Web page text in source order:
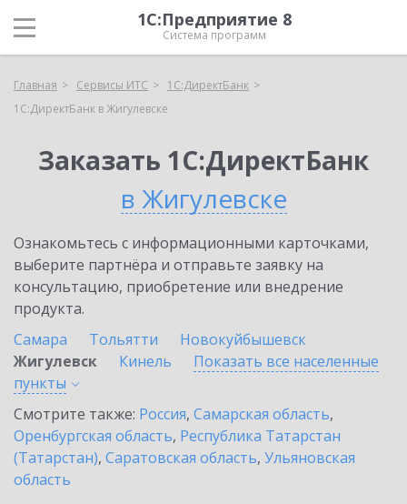
1С:Предприятие 8
Система программ
Главная Сервисы ИТС
1С:ДиректБанк
1С:ДиректБанк в Жигулевске
Заказать 1С:ДиректБанк
в Жигулевске
Ознакомьтесь с информационными карточками,
выберите партнёра и отправьте заявку на
консультацию, приобретение или внедрение
продукта.
Самара
Тольятти
Новокуйбышевск
Жигулевск
Кинель
Показать все населенные
пункты
Смотрите также: Россия, Самарская область,
Оренбургская область, Республика Татарстан
(Татарстан), Саратовская область, Ульяновская
область